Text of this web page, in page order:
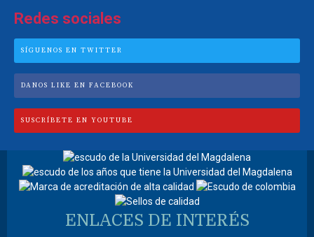
Redes sociales
SÍGUENOS EN TWITTER
DANOS LIKE EN FACEBOOK
SUSCRÍBETE EN YOUTUBE
ENLACES DE INTERÉS